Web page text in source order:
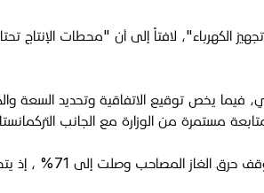
الكهرباء"، لافتاً إلى أن "محطات الإنتاج
يخص توقيع الاتفاقية وتحديد السعة
مستمرة من الوزارة مع الجانب
وأشار إلى، أنه "تم